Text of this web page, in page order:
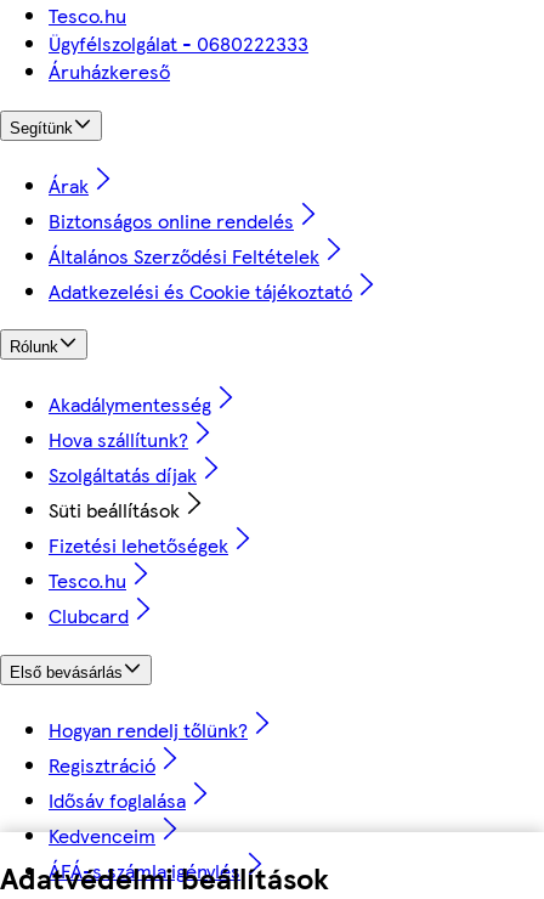
Adatvédelmi beállítások
Tesco.hu
Ügyfélszolgálat - 0680222333
Áruházkereső
Segítünk
Árak
Biztonságos online rendelés
Általános Szerződési Feltételek
Adatkezelési és Cookie tájékoztató
Rólunk
Akadálymentesség
Hova szállítunk?
Szolgáltatás díjak
Süti beállítások
Fizetési lehetőségek
Tesco.hu
Clubcard
Első bevásárlás
Hogyan rendelj tőlünk?
Regisztráció
Idősáv foglalása
Kedvenceim
ÁFÁ-s számla igénylés